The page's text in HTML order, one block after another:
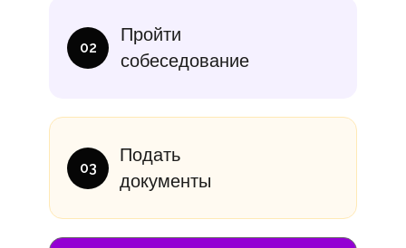
Подать
документы
Пройти
собеседование
02
03
10 000₽